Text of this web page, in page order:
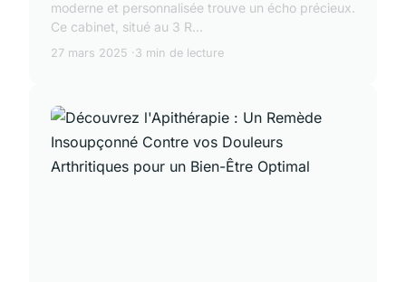
moderne et personnalisée trouve un écho précieux.
Ce cabinet, situé au 3 R...
27 mars 2025 3 min de lecture